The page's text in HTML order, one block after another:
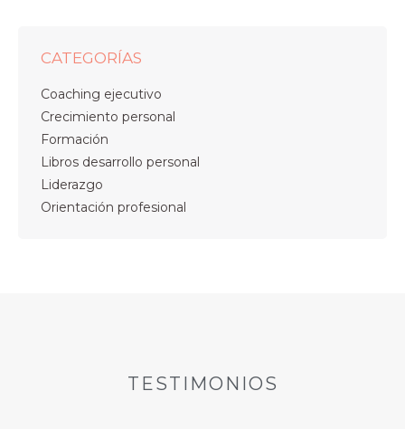
CATEGORÍAS
Coaching ejecutivo
Crecimiento personal
Formación
Libros desarrollo personal
Liderazgo
Orientación profesional
TESTIMONIOS